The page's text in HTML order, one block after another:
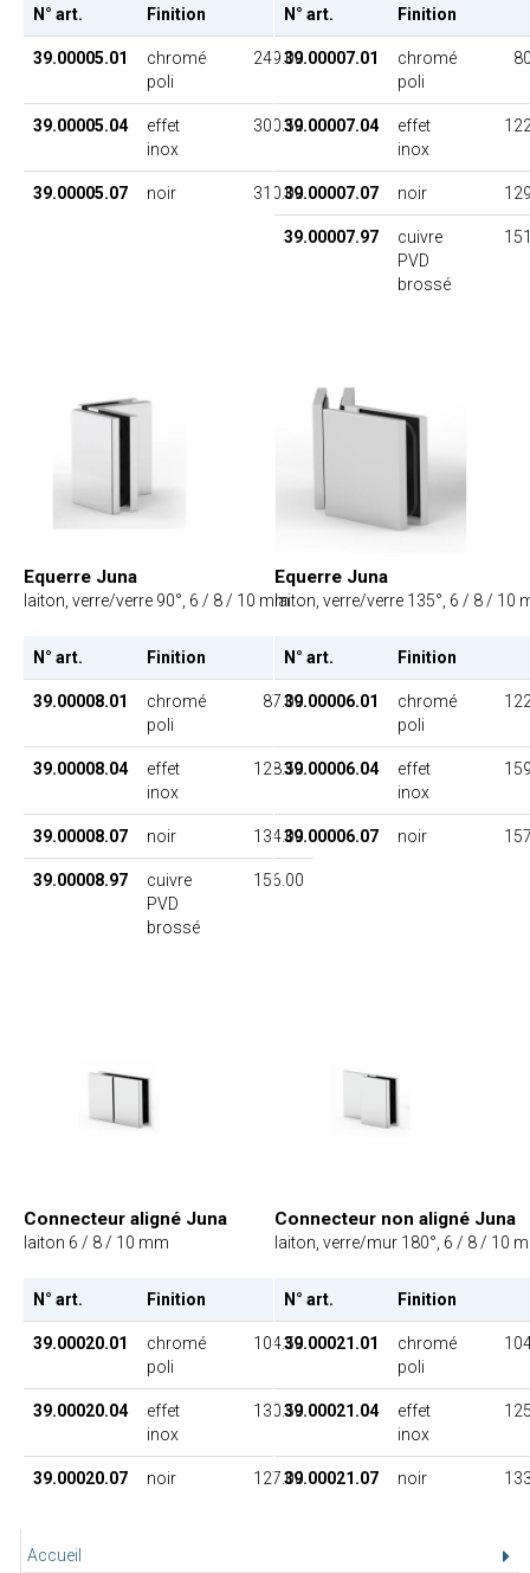
Accueil
N° art. Finition PU
39.00005.01
chromé
poli
249.00
39.00005.04
effet
inox
300.50
39.00005.07 noir 310.00
N° art. Finition
39.00007.01
chromé
poli
39.00007.04
effet
inox
39.00007.07 noir
39.00007.97
cuivre
PVD
brossé
Equerre Juna
laiton, verre/verre 90°, 6 / 8 / 10 mm
N° art. Finition PU
39.00008.01
chromé
poli
87.00
39.00008.04
effet
inox
128.50
39.00008.07 noir 134.00
39.00008.97
cuivre
PVD
brossé
156.00
Equerre Juna
laiton, verre/verre 135°, 6 / 8 / 10
N° art. Finition
39.00006.01
chromé
poli
39.00006.04
effet
inox
39.00006.07 noir
Connecteur aligné Juna
laiton 6 / 8 / 10 mm
N° art. Finition PU
39.00020.01
chromé
poli
104.50
39.00020.04
effet
inox
130.50
39.00020.07 noir 127.00
Connecteur non aligné Juna
laiton, verre/mur 180°, 6 / 8 / 10
N° art. Finition
39.00021.01
chromé
poli
39.00021.04
effet
inox
39.00021.07 noir